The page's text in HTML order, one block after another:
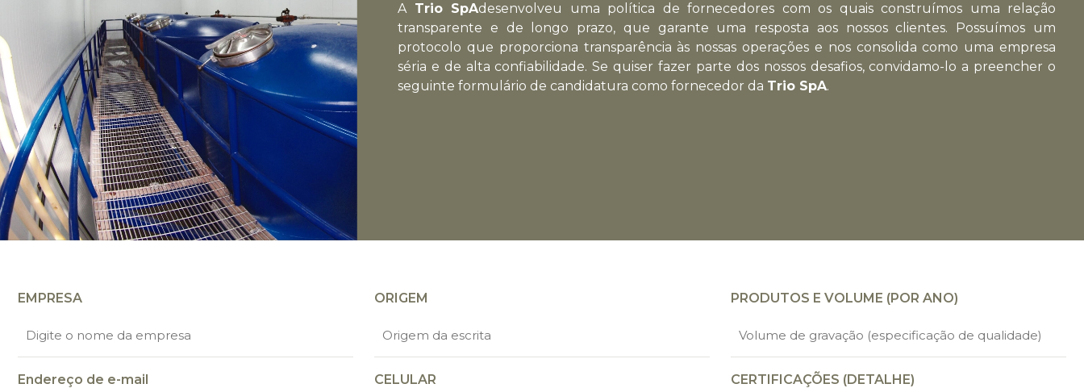
A Trio SpAdesenvolveu uma política de fornecedores com os quais construímos uma relação
transparente e de longo prazo, que garante uma resposta aos nossos clientes. Possuímos um
protocolo que proporciona transparência às nossas operações e nos consolida como uma empresa
séria e de alta confiabilidade. Se quiser fazer parte dos nossos desafios, convidamo-lo a preencher o
seguinte formulário de candidatura como fornecedor da Trio SpA.
EMPRESA ORIGEM PRODUTOS E VOLUME (POR ANO)
Endereço de e-mail CELULAR CERTIFICAÇÕES (DETALHE)